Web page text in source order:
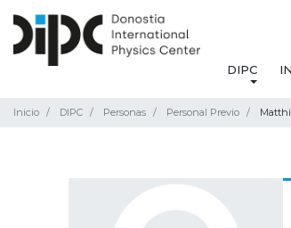
DIPC
Inicio DIPC Personas Personal Previo